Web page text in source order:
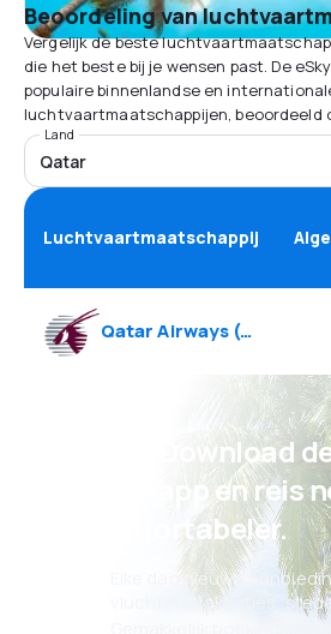
Beoordeling van
Vergelijk de beste
die het beste bij je wensen past. De
populaire binnenlandse en
luchtvaartmaatschappijen, beoordeeld
Land
Qatar
Luchtvaartmaatschappij
Qatar Airways(QR
Psst! Download
eSky-app en reis
comfortabeler.
Elke dag nieuwe
vluchten, vakanties,